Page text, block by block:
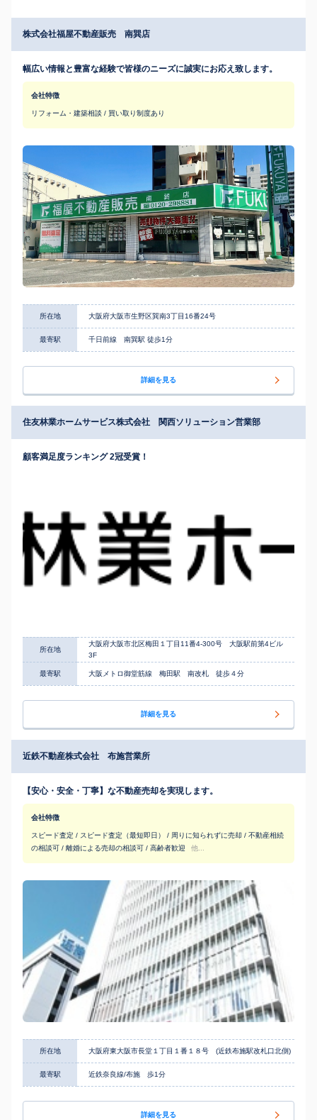
株式会社福屋不動産販売 南巽店
幅広い情報と豊富な経験で皆様のニーズに誠実にお応え致します。
会社特徴
リフォーム・建築相談 / 買い取り制度あり
所在地 大阪府大阪市生野区巽南3丁目16番24号
最寄駅 千日前線 南巽駅 徒歩1分
詳細を見る
住友林業ホームサービス株式会社 関西ソリューション営業部
顧客満足度ランキング 2冠受賞！
所在地
大阪府大阪市北区梅田１丁目11番4-300号 大阪駅前第4ビル
3F
最寄駅 大阪メトロ御堂筋線 梅田駅 南改札 徒歩４分
詳細を見る
近鉄不動産株式会社 布施営業所
【安心・安全・丁寧】な不動産売却を実現します。
会社特徴
スピード査定 / スピード査定（最短即日） / 周りに知られずに売却 / 不動産相続
の相談可 / 離婚による売却の相談可 / 高齢者歓迎
他...
所在地 大阪府東大阪市長堂１丁目１番１８号 (近鉄布施駅改札口北側)
最寄駅 近鉄奈良線/布施 歩1分
詳細を見る